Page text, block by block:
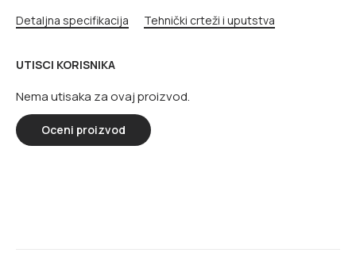
Detaljna specifikacija Tehnički crteži i uputstva
UTISCI KORISNIKA
Nema utisaka za ovaj proizvod.
Oceni proizvod